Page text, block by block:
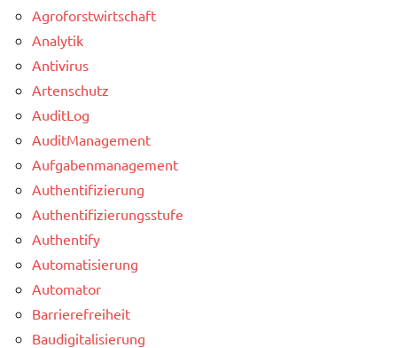
Agroforstwirtschaft
Analytik
Antivirus
Artenschutz
AuditLog
AuditManagement
Aufgabenmanagement
Authentifizierung
Authentifizierungsstufe
Authentify
Automatisierung
Automator
Barrierefreiheit
Baudigitalisierung